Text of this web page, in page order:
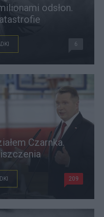
odsłon.
6
Czarnka.
209